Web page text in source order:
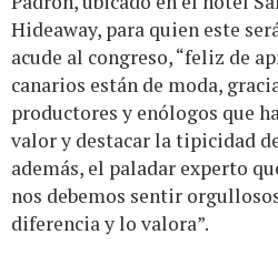
Hideaway, para quien este
acude al congreso, “feliz de
canarios están de moda,
productores y enólogos que
valor y destacar la tipicidad
además, el paladar experto
nos debemos sentir
diferencia y lo valora”.